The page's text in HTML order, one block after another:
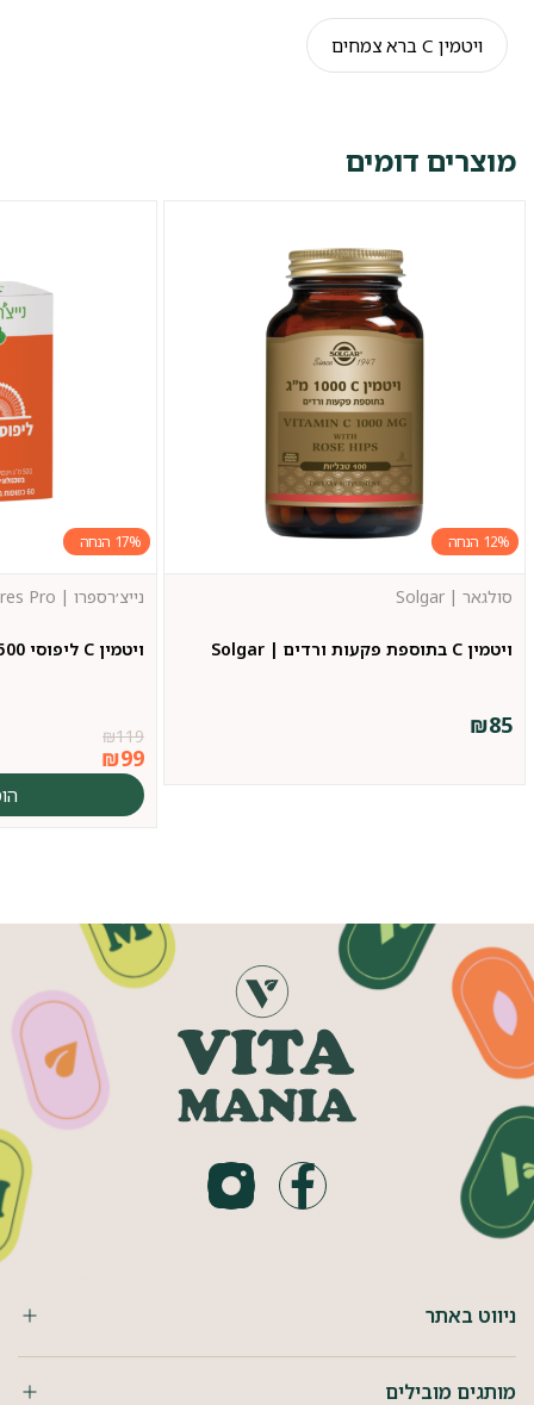
ויטמין C ברא צמחים
מוצרים דומים
12%
ויטמין C בתוספת פקעות ורדים | Solgar
סולגאר | Solgar
₪85
17%
ויטמין C ליפוסי 500 | Natures Pro
נייצ׳רספרו | Natures Pro
₪119
₪99
ניווט באתר
מותגים מובילים